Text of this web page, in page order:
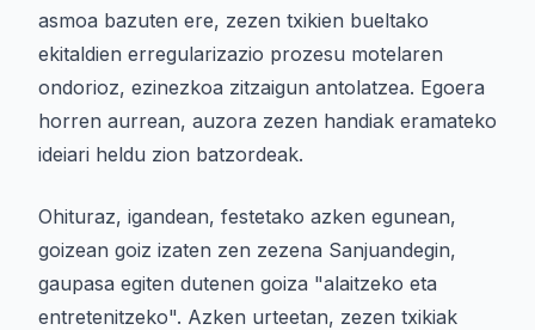
asmoa bazuten ere, zezen txikien bueltako
ekitaldien erregularizazio prozesu motelaren
ondorioz, ezinezkoa zitzaigun antolatzea. Egoera
horren aurrean, auzora zezen handiak eramateko
ideiari heldu zion batzordeak.
Ohituraz, igandean, festetako azken egunean,
goizean goiz izaten zen zezena Sanjuandegin,
gaupasa egiten dutenen goiza "alaitzeko eta
entretenitzeko". Azken urteetan, zezen txikiak